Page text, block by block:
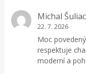
Michal
22. 7. 2026
Moc
respektuje
moderní a